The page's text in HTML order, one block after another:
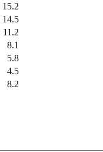
15.2
14.5
11.2
8.1
5.8
4.5
8.2